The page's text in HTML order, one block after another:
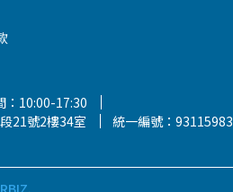
：10:00-17:30
21號2樓34室 統一編號：93115983